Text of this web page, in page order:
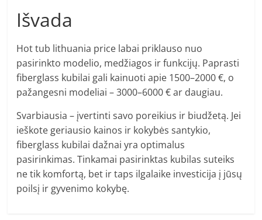
Išvada
Hot tub lithuania price labai priklauso nuo
pasirinkto modelio, medžiagos ir funkcijų. Paprasti
fiberglass kubilai gali kainuoti apie 1500–2000 €, o
pažangesni modeliai – 3000–6000 € ar daugiau.
Svarbiausia – įvertinti savo poreikius ir biudžetą. Jei
ieškote geriausio kainos ir kokybės santykio,
fiberglass kubilai dažnai yra optimalus
pasirinkimas. Tinkamai pasirinktas kubilas suteiks
ne tik komfortą, bet ir taps ilgalaike investicija į jūsų
poilsį ir gyvenimo kokybę.